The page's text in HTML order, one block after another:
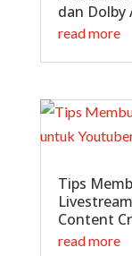
dan Dolby
read more
Tips
Content
read more